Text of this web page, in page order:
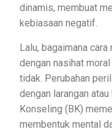
dinamis, membuat
kebiasaan negatif.
Lalu, bagaimana
dengan nasihat
tidak. Perubahan
dengan larangan
Konseling (BK)
membentuk mental